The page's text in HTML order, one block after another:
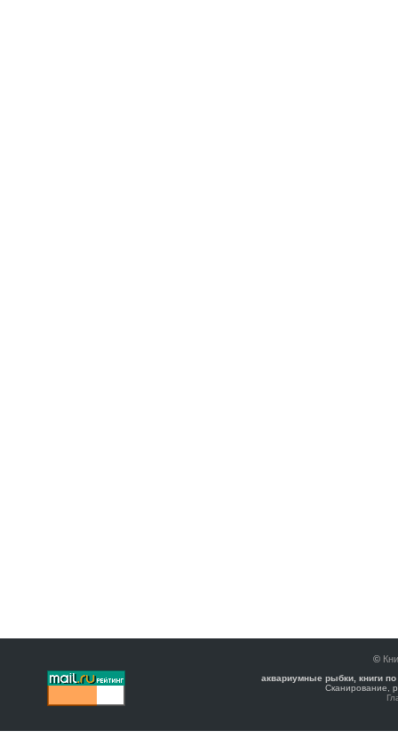
©
аквариумные рыбки, книги
Сканирование,